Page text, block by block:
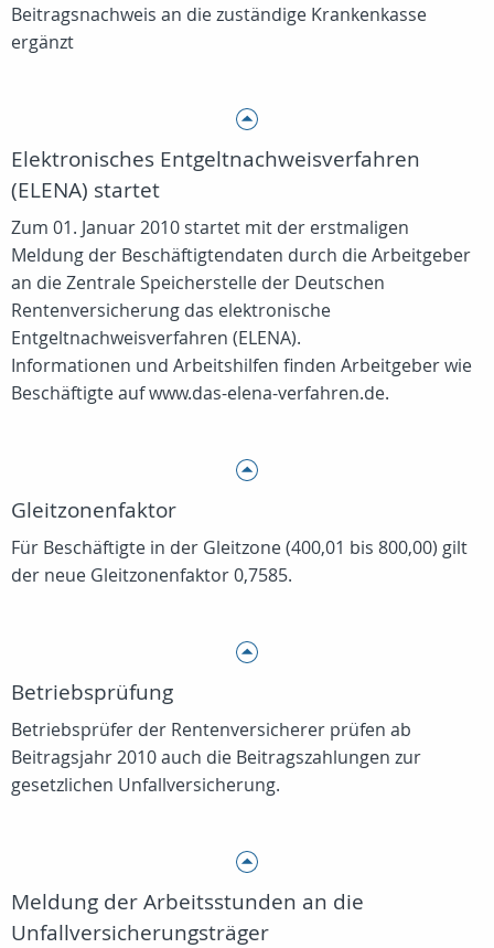
Beitragsnachweis an die zuständige Krankenkasse
ergänzt
Elektronisches Entgeltnachweisverfahren
(ELENA) startet
Zum 01. Januar 2010 startet mit der erstmaligen
Meldung der Beschäftigtendaten durch die Arbeitgeber
an die Zentrale Speicherstelle der Deutschen
Rentenversicherung das elektronische
Entgeltnachweisverfahren (ELENA).
Informationen und Arbeitshilfen finden Arbeitgeber wie
Beschäftigte auf www.das-elena-verfahren.de.
Gleitzonenfaktor
Für Beschäftigte in der Gleitzone (400,01 bis 800,00) gilt
der neue Gleitzonenfaktor 0,7585.
Betriebsprüfung
Betriebsprüfer der Rentenversicherer prüfen ab
Beitragsjahr 2010 auch die Beitragszahlungen zur
gesetzlichen Unfallversicherung.
Meldung der Arbeitsstunden an die
Unfallversicherungsträger